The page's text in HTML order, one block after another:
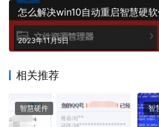
怎么解决win10自动重启智慧硬
2023年11月5日
相关推荐
智慧硬件 智